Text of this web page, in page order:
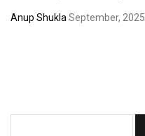
Anup Shukla September, 2025